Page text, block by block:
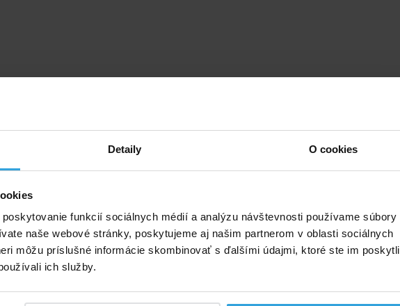
Detaily O cookies
funkcií sociálnych médií a analýzu návštevnosti používame súbory
naše webové stránky, poskytujeme aj našim partnerom v oblasti sociálnych
môžu príslušné informácie skombinovať s ďalšími údajmi, ktoré ste im poskytli
ich služby.